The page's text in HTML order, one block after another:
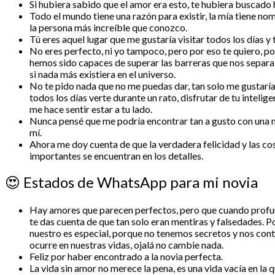
Si hubiera sabido que el amor era esto, te hubiera buscado
Todo el mundo tiene una razón para existir, la mía tiene
la persona más increíble que conozco.
Tú eres aquel lugar que me gustaría visitar todos los días y
No eres perfecto, ni yo tampoco, pero por eso te quiero,
hemos sido capaces de superar las barreras que nos
si nada más existiera en el universo.
No te pido nada que no me puedas dar, tan solo me
todos los días verte durante un rato, disfrutar de tu
me hace sentir estar a tu lado.
Nunca pensé que me podría encontrar tan a gusto con una
mí.
Ahora me doy cuenta de que la verdadera felicidad y las
importantes se encuentran en los detalles.
😍 Estados de WhatsApp para mi novia
Hay amores que parecen perfectos, pero que cuando
te das cuenta de que tan solo eran mentiras y falsedades.
nuestro es especial, porque no tenemos secretos y nos
ocurre en nuestras vidas, ojalá no cambie nada.
Feliz por haber encontrado a la novia perfecta.
La vida sin amor no merece la pena, es una vida vacía en la